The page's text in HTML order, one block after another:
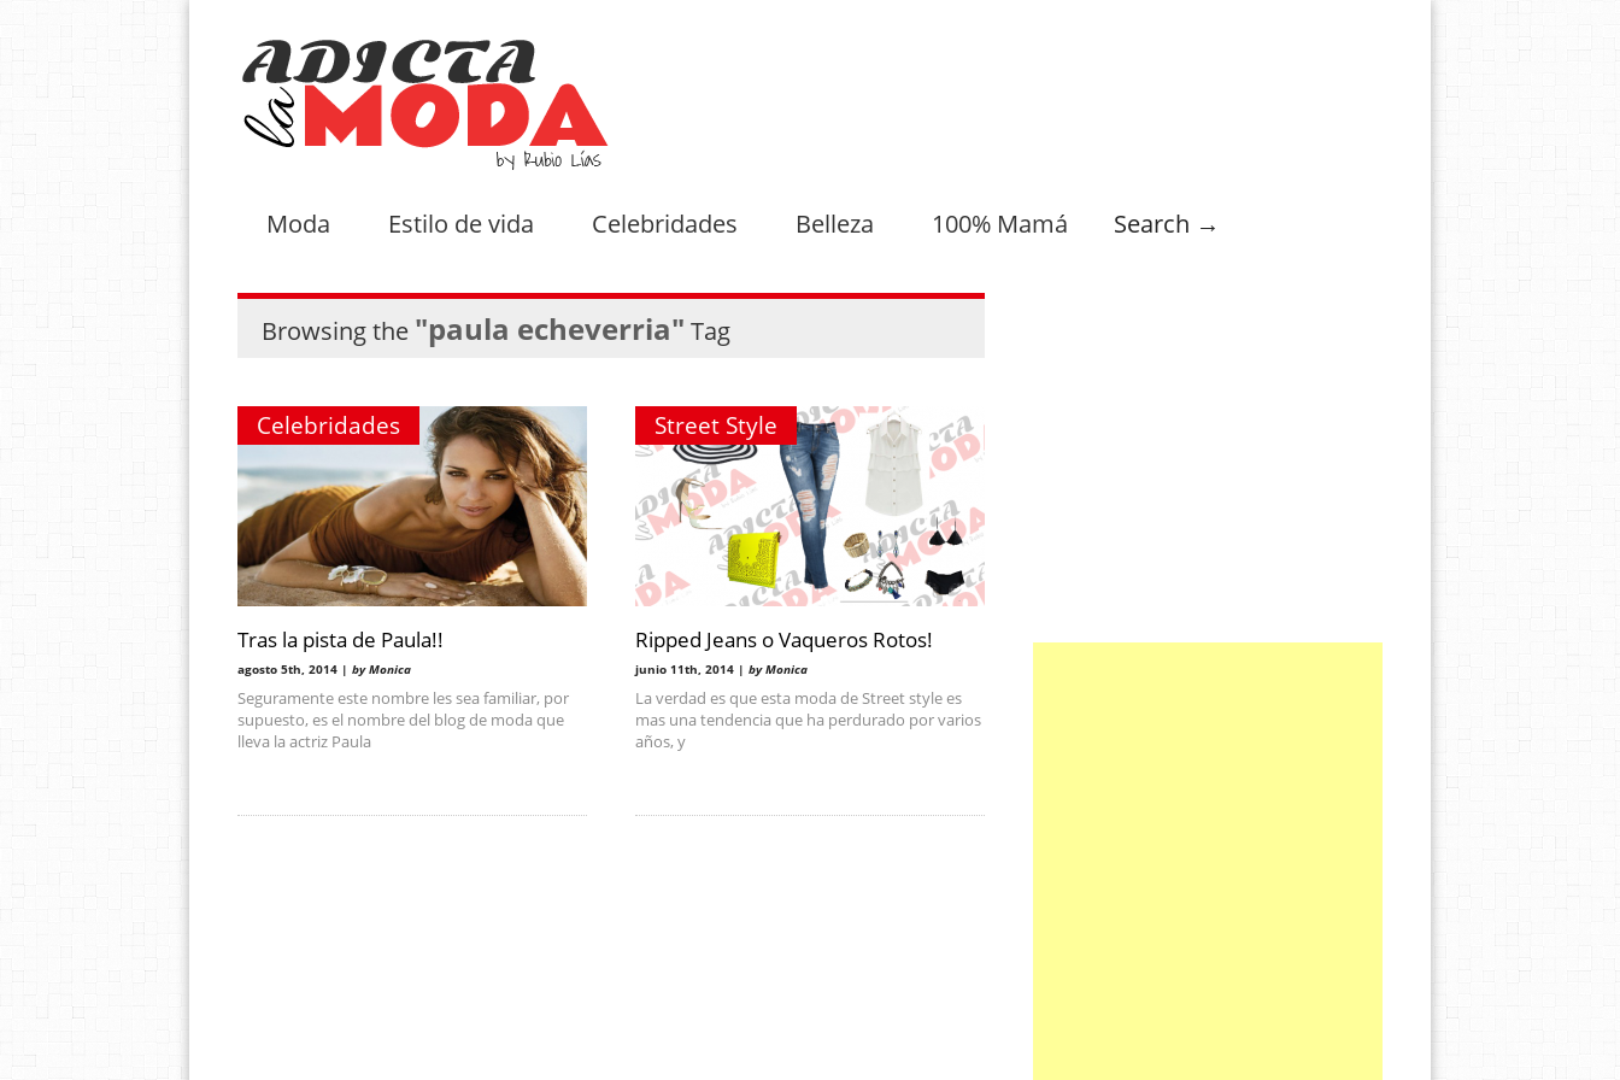
Moda Estilo de vida Celebridades Belleza 100% Mamá Search →
Browsing the "paula echeverria" Tag
Celebridades
Tras la pista de Paula!!
agosto 5th, 2014 | by Monica
Seguramente este nombre les sea familiar, por
supuesto, es el nombre del blog de moda que
lleva la actriz Paula
Street Style
Ripped Jeans o Vaqueros Rotos!
junio 11th, 2014 | by Monica
La verdad es que esta moda de Street style es
mas una tendencia que ha perdurado por varios
años, y